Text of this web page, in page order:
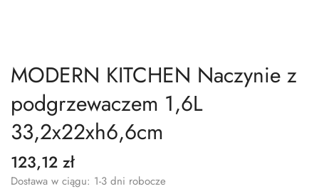
MODERN KITCHEN Naczynie z
podgrzewaczem 1,6L
33,2x22xh6,6cm
123,12 zł
Dostawa w ciągu: 1-3 dni robocze